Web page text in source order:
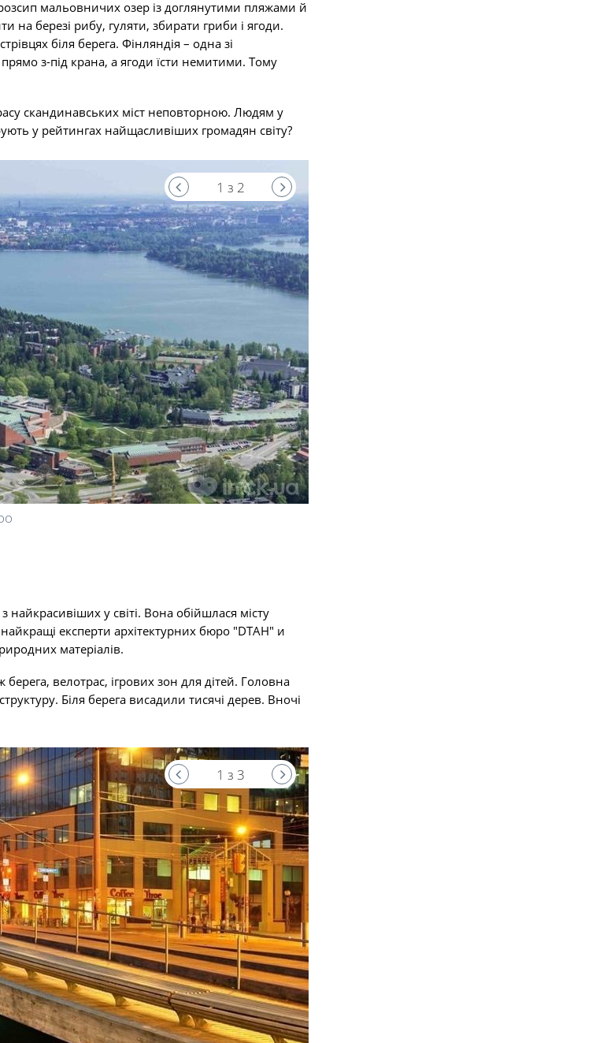
мальовничих озер із доглянутими пляжами й
на березі рибу, гуляти, збирати гриби і ягоди.
біля берега. Фінляндія – одна зі
з-під крана, а ягоди їсти немитими. Тому
скандинавських міст неповторною. Людям у
у рейтингах найщасливіших громадян світу?
1 з 2
у світі. Вона обійшлася місту
експерти архітектурних бюро "DTAH" и
матеріалів.
велотрас, ігрових зон для дітей. Головна
Біля берега висадили тисячі дерев. Вночі
1 з 3